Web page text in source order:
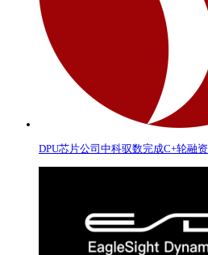
DPU芯片公司中科驭数完成C+轮融资